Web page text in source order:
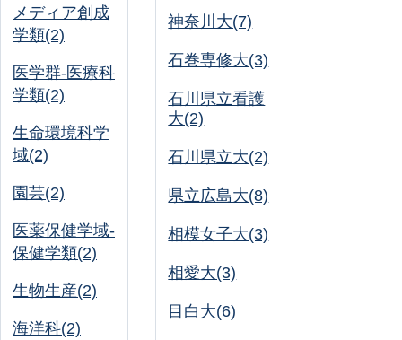
メディア創成
学類(2)
医学群-医療科
学類(2)
生命環境科学
域(2)
園芸(2)
医薬保健学域-
保健学類(2)
生物生産(2)
海洋科(2)
神奈川大(7)
石巻専修大(3)
石川県立看護
大(2)
石川県立大(2)
県立広島大(8)
相模女子大(3)
相愛大(3)
目白大(6)